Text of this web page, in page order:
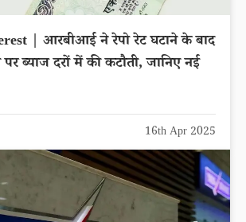
| आरबीआई ने रेपो रेट घटाने के बाद
ब्याज दरों में की कटौती, जानिए नई
16th Apr 2025